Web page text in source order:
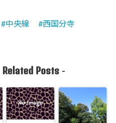
中央線 西国分寺
Related Posts-